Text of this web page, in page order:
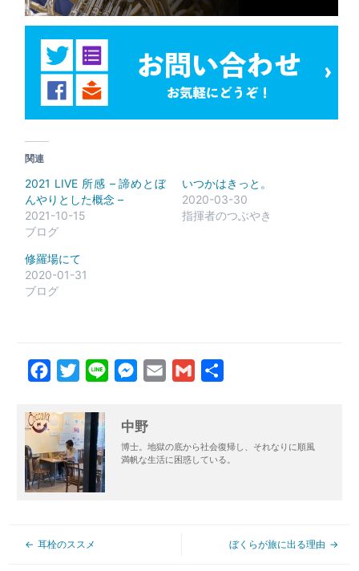
関連
2021 LIVE 所感 – 諦めとぼ
んやりとした概念 –
2021-10-15
ブログ
いつかはきっと。
2020-03-30
指揮者のつぶやき
修羅場にて
2020-01-31
ブログ
FacebookTwitterLine Messenger
Email Gmail
中野
博士。地獄の底から社会復帰し、それなりに順風
満帆な生活に困惑している。
耳栓のススメ ぼくらが旅に出る理由